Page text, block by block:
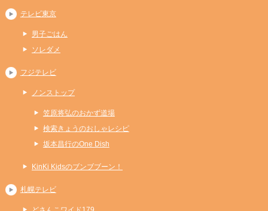
テレビ東京
男子ごはん
ソレダメ
フジテレビ
ノンストップ
笠原将弘のおかず道場
検索きょうのおしゃレシピ
坂本昌行のOne Dish
KinKi Kidsのブンブブーン！
札幌テレビ